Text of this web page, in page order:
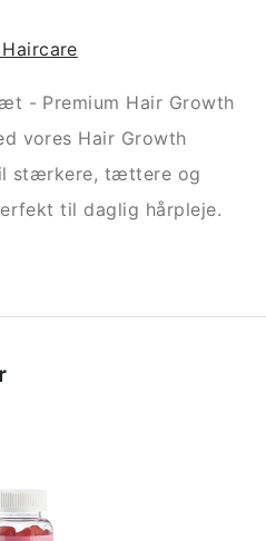
- Premium Hair Growth
vores Hair Growth
stærkere, tættere og
til daglig hårpleje.